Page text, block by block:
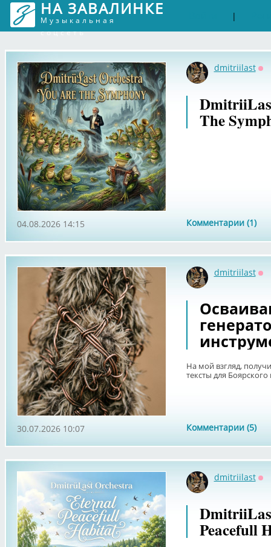
НА ЗАВАЛИНКЕ
Музыкальная
соцсеть
|
dmitriilast
The
Комментарии (1)
04.08.2026 14:15
dmitriilast
На мой взгляд,
тексты для
Комментарии (5)
30.07.2026 10:07
dmitriilast
Peacefull